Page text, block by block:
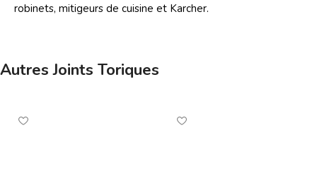
robinets, mitigeurs de cuisine et Karcher.
Autres Joints Toriques